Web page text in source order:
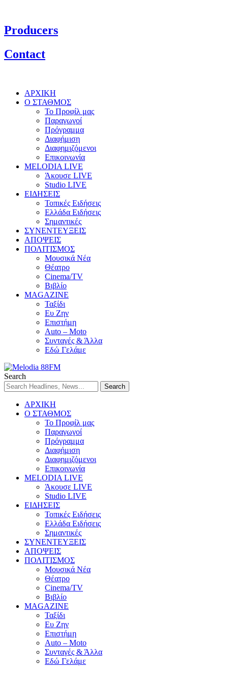
Producers
Contact
ΑΡΧΙΚΗ
Ο ΣΤΑΘΜΟΣ
Το Προφίλ μας
Παραγωγοί
Πρόγραμμα
Διαφήμιση
Διαφημιζόμενοι
Επικοινωνία
MELODIA LIVE
Άκουσε LIVE
Studio LIVE
ΕΙΔΗΣΕΙΣ
Τοπικές Ειδήσεις
Ελλάδα Ειδήσεις
Σημαντικές
ΣΥΝΕΝΤΕΥΞΕΙΣ
ΑΠΟΨΕΙΣ
ΠΟΛΙΤΙΣΜΟΣ
Μουσικά Νέα
Θέατρο
Cinema/TV
Βιβλίο
MAGAZINE
Ταξίδι
Ευ Ζην
Επιστήμη
Auto – Moto
Συνταγές & Άλλα
Εδώ Γελάμε
Search
ΑΡΧΙΚΗ
Ο ΣΤΑΘΜΟΣ
Το Προφίλ μας
Παραγωγοί
Πρόγραμμα
Διαφήμιση
Διαφημιζόμενοι
Επικοινωνία
MELODIA LIVE
Άκουσε LIVE
Studio LIVE
ΕΙΔΗΣΕΙΣ
Τοπικές Ειδήσεις
Ελλάδα Ειδήσεις
Σημαντικές
ΣΥΝΕΝΤΕΥΞΕΙΣ
ΑΠΟΨΕΙΣ
ΠΟΛΙΤΙΣΜΟΣ
Μουσικά Νέα
Θέατρο
Cinema/TV
Βιβλίο
MAGAZINE
Ταξίδι
Ευ Ζην
Επιστήμη
Auto – Moto
Συνταγές & Άλλα
Εδώ Γελάμε